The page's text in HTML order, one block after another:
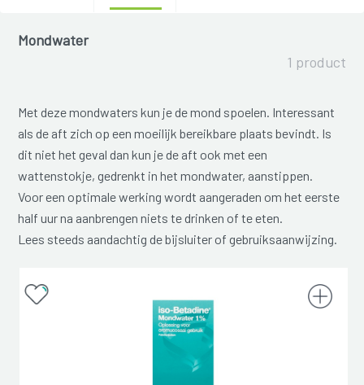
Mondwater
1 product
Met deze mondwaters kun je de mond spoelen. Interessant
als de aft zich op een moeilijk bereikbare plaats bevindt. Is
dit niet het geval dan kun je de aft ook met een
wattenstokje, gedrenkt in het mondwater, aanstippen.
Voor een optimale werking wordt aangeraden om het eerste
half uur na aanbrengen niets te drinken of te eten.
Lees steeds aandachtig de bijsluiter of gebruiksaanwijzing.